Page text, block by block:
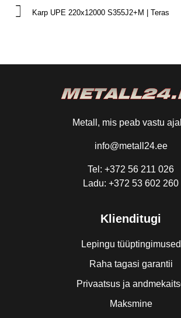
Karp UPE 220x12000 S355J2+M | Teras
Metall, mis peab vastu
info@metall24.ee
Tel: +372 56 211 026
Ladu: +372 53 602 260
Klienditugi
Lepingu tüüptingimused
Raha tagasi garantii
Privaatsus ja
Maksmine